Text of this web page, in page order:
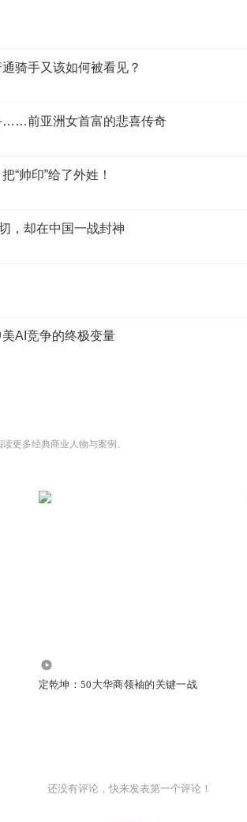
骑手又该如何被看见？
……前亚洲女首富的悲喜传奇
“帅印”给了外姓！
，却在中国一战封神
AI竞争的终极变量
读更多经典商业人物与案例。
定乾坤：50大华商领袖的关键一战
还没有评论，快来发表第一个评论！